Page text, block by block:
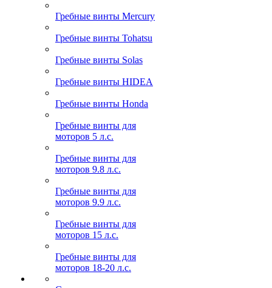
Гребные винты Mercury
Гребные винты Tohatsu
Гребные винты Solas
Гребные винты HIDEA
Гребные винты Honda
Гребные винты для
моторов 5 л.с.
Гребные винты для
моторов 9.8 л.с.
Гребные винты для
моторов 9.9 л.с.
Гребные винты для
моторов 15 л.с.
Гребные винты для
моторов 18-20 л.с.